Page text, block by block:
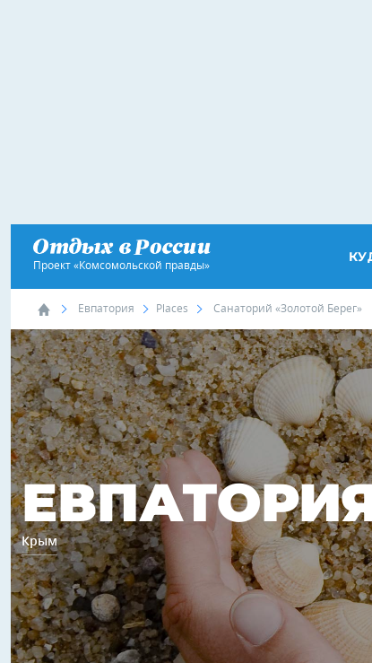
Проект «Комсомольской правды»
Евпатория Places Санаторий «Золотой Берег»
Крым